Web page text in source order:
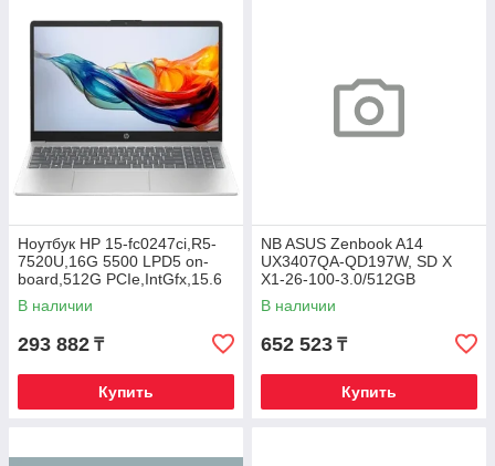
Ноутбук HP 15-fc0247ci,R5-
7520U,16G 5500 LPD5 on-
board,512G PCIe,IntGfx,15.6
FHD IPS 300nt,DOS,Nat
Silver,720p
В наличии
293 882 ₸
Купить
NB ASUS Zenbook A14
UX3407QA-QD197W, SD X
X1-26-100-3.0/512GB
SSD/16GB/14"WUXGA/WIN11
В наличии
652 523 ₸
Купить